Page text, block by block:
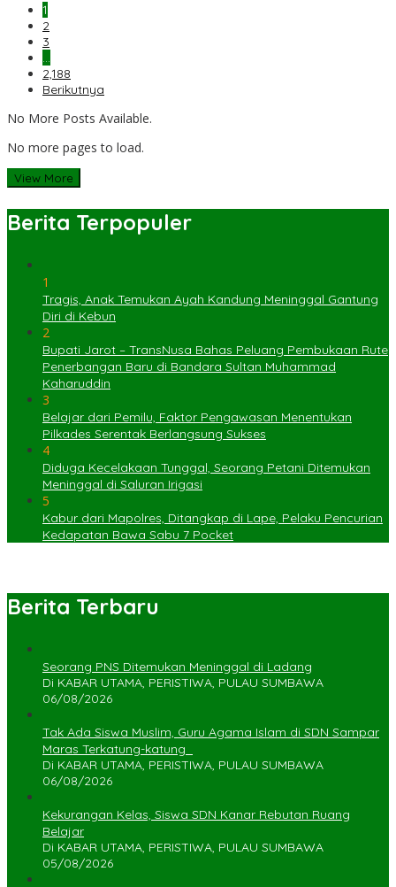
1
2
3
…
2,188
Berikutnya
No More Posts Available.
No more pages to load.
View More
Berita Terpopuler
1
Tragis, Anak Temukan Ayah Kandung Meninggal Gantung
Diri di Kebun
2
Bupati Jarot – TransNusa Bahas Peluang Pembukaan Rute
Penerbangan Baru di Bandara Sultan Muhammad
Kaharuddin
3
Belajar dari Pemilu, Faktor Pengawasan Menentukan
Pilkades Serentak Berlangsung Sukses
4
Diduga Kecelakaan Tunggal, Seorang Petani Ditemukan
Meninggal di Saluran Irigasi
5
Kabur dari Mapolres, Ditangkap di Lape, Pelaku Pencurian
Kedapatan Bawa Sabu 7 Pocket
Berita Terbaru
Seorang PNS Ditemukan Meninggal di Ladang
Di KABAR UTAMA, PERISTIWA, PULAU SUMBAWA
06/08/2026
Tak Ada Siswa Muslim, Guru Agama Islam di SDN Sampar
Maras Terkatung-katung ‎
Di KABAR UTAMA, PERISTIWA, PULAU SUMBAWA
06/08/2026
Kekurangan Kelas, Siswa SDN Kanar Rebutan Ruang
Belajar
Di KABAR UTAMA, PERISTIWA, PULAU SUMBAWA
05/08/2026